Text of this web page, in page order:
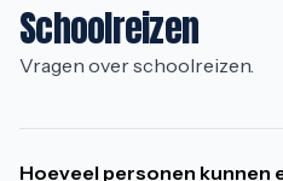
Schoolreizen
Vragen over schoolreizen.
Hoeveel personen kunnen